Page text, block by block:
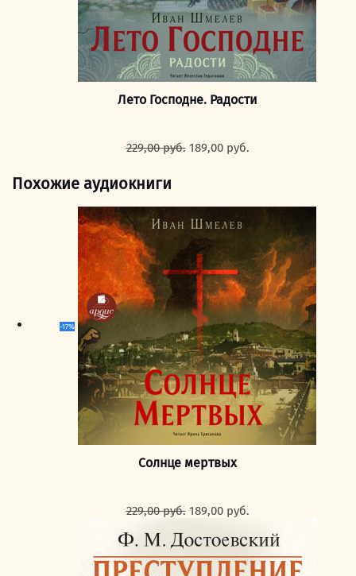
Лето Господне. Радости
229,00руб. Первоначальная
189,00 руб.
Похожие аудиокниги
-17%
Солнце мертвых
229,00руб. Первоначальная
составляла
229,00 руб..
189,00 руб.
189,00 руб..